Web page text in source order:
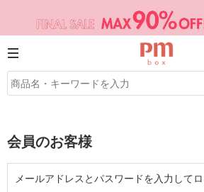
会員のお客様
メールアドレスとパスワードを入力して